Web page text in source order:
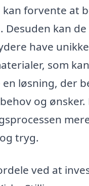
kan forvente at
Desuden kan de
have
som
løsning, der
og
tryg.
ved at